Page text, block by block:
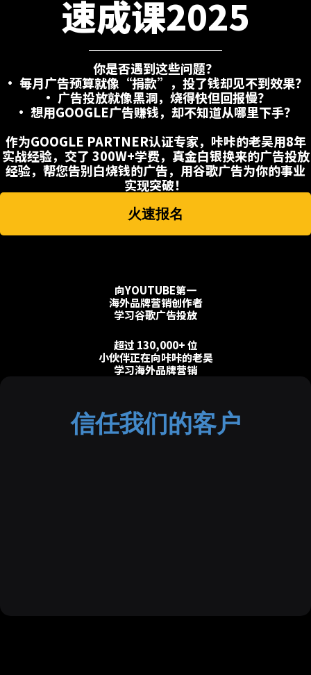
速成课2025
你是否遇到这些问题？
• 每月广告预算就像“捐款”，投了钱却见不到效果？
• 广告投放就像黑洞，烧得快但回报慢？
• 想用GOOGLE广告赚钱，却不知道从哪里下手？
作为GOOGLE PARTNER认证专家，咔咔的老吴用8年
实战经验，交了 300W+学费，真金白银换来的广告投放
经验，帮您告别白烧钱的广告，用谷歌广告为你的事业
实现突破！
火速报名
向YOUTUBE第一
海外品牌营销创作者
学习谷歌广告投放
超过 130,000+ 位
小伙伴正在向咔咔的老吴
学习海外品牌营销
信任我们的客户